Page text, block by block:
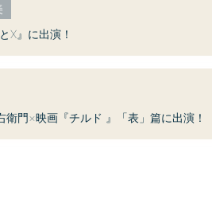
X』に出演！
衛門×映画『チルド 』「表」篇に出演！